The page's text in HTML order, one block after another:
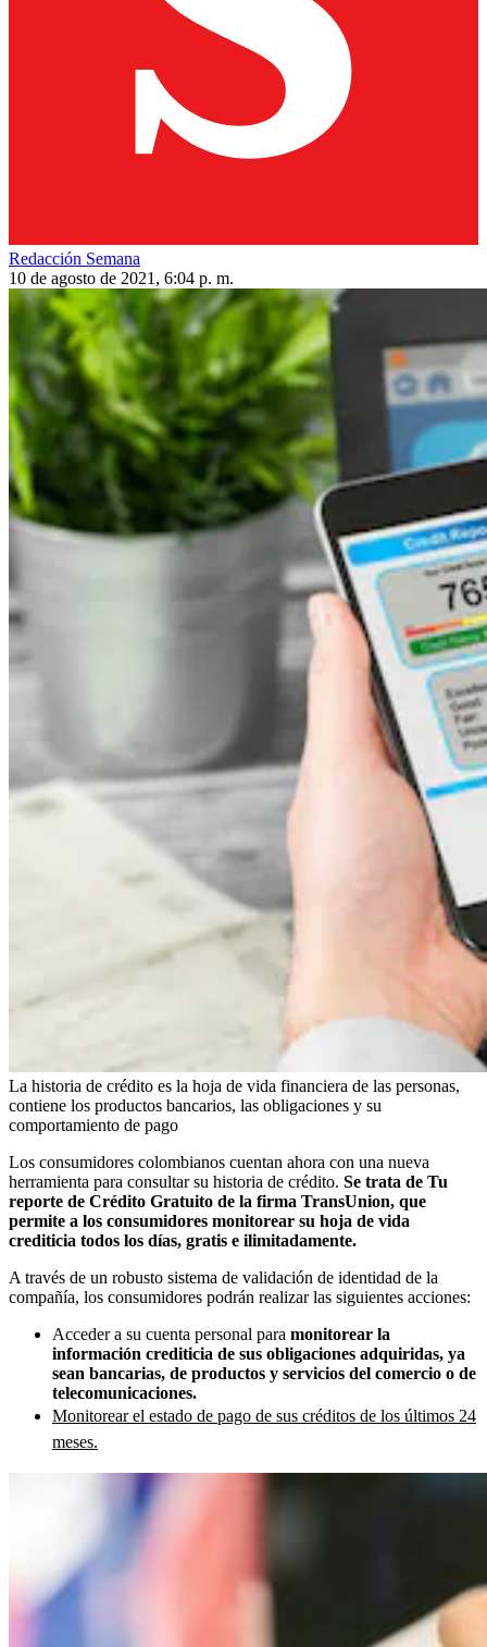
Redacción Semana
10 de agosto de 2021, 6:04 p. m.
La historia de crédito es la hoja de vida financiera de las personas,
contiene los productos bancarios, las obligaciones y su
comportamiento de pago
Los consumidores colombianos cuentan ahora con una nueva
herramienta para consultar su historia de crédito. Se trata de Tu
reporte de Crédito Gratuito de la firma TransUnion, que
permite a los consumidores monitorear su hoja de vida
crediticia todos los días, gratis e ilimitadamente.
A través de un robusto sistema de validación de identidad de la
compañía, los consumidores podrán realizar las siguientes acciones:
Acceder a su cuenta personal para monitorear la
información crediticia de sus obligaciones adquiridas, ya
sean bancarias, de productos y servicios del comercio o de
telecomunicaciones.
Monitorear el estado de pago de sus créditos de los últimos 24
meses.